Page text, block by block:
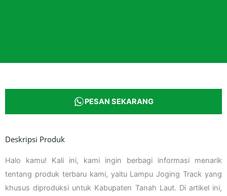
PESAN SEKARANG
Deskripsi Produk
Halo kamu! Kali ini, kami ingin berbagi informasi menarik
tentang produk terbaru kami, yaitu Lampu Joging Track yang
khusus diproduksi untuk Kabupaten Tanah Laut. Di artikel ini,